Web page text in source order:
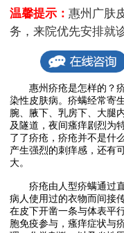
温馨提示： 惠州广肤
务，来院优先安排就
惠州疥疮是怎样的？疥
染性皮肤病。疥螨经常寄
腕、腋下、乳房下、大腿
及隧道，夜间瘙痒剧烈为
了了疥疮，疥疮并不是什
产生强烈的刺痒感，还有
大。
疥疮由人型疥螨通过直
病人使用过的衣物而间接
在皮下开凿一条与体表平
胞免疫参与，瘙痒症状与